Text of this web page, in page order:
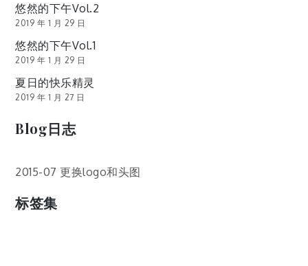
悠然的下午Vol.2
2019 年 1 月 29 日
悠然的下午Vol.1
2019 年 1 月 29 日
夏日的快乐精灵
2019 年 1 月 27 日
Blog日志
2015-07 更换logo和头图
标签集